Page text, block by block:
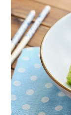
엄마와 함께 고추밭에
고추 농사는 이번이 처
수확을 재촉하고 있
고랑마다 제때 뽑지
단련한 엄마의 손은 재
엄마와 보조를 맞추느
이글거리는 하늘 아래